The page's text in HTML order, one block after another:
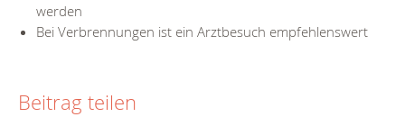
werden
Bei Verbrennungen ist ein Arztbesuch empfehlenswert
Beitrag teilen